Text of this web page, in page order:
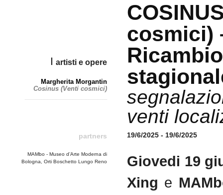
artisti e opere
Margherita Morgantin
Cosinus (Venti cosmici)
partners
MAMbo - Museo d’Arte Moderna di
Bologna, Orti Boschetto Lungo Reno
cosmici)
Ricambio
venti
19/6/2025 - 19/6/2025
Giovedi 19
Xing e